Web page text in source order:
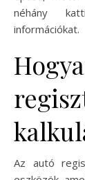
néhány
információkat.
Az autó